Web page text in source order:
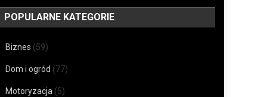
POPULARNE KATEGORIE
Biznes (59)
Dom i ogród (77)
Motoryzacja (5)